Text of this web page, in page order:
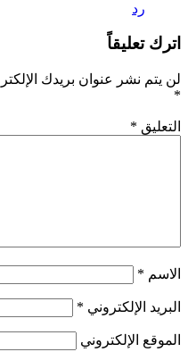
رد
اترك تعليقاً
لن يتم نشر عنوان بريدك
*
التعليق *
الاسم *
البريد الإلكتروني *
الموقع الإلكتروني